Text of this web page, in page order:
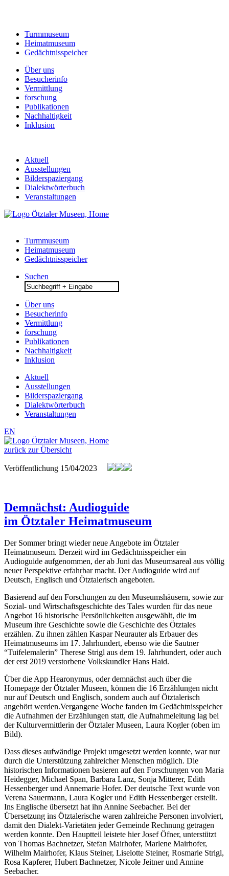
Turmmuseum
Heimatmuseum
Gedächtnisspeicher
Über uns
Besucherinfo
Vermittlung
forschung
Publikationen
Nachhaltigkeit
Inklusion
Aktuell
Ausstellungen
Bilderspaziergang
Dialektwörterbuch
Veranstaltungen
Turmmuseum
Heimatmuseum
Gedächtnisspeicher
Suchen
Search
for:
Über uns
Besucherinfo
Vermittlung
forschung
Publikationen
Nachhaltigkeit
Inklusion
Aktuell
Ausstellungen
Bilderspaziergang
Dialektwörterbuch
Veranstaltungen
EN
zurück zur Übersicht
Veröffentlichung 15/04/2023
Demnächst: Audioguide
im Ötztaler Heimatmuseum
Der Sommer bringt wieder neue Angebote im Ötztaler
Heimatmuseum. Derzeit wird im Gedächtnisspeicher ein
Audioguide aufgenommen, der ab Juni das Museumsareal aus völlig
neuer Perspektive erfahrbar macht. Der Audioguide wird auf
Deutsch, Englisch und Ötztalerisch angeboten.
Basierend auf den Forschungen zu den Museumshäusern, sowie zur
Sozial- und Wirtschaftsgeschichte des Tales wurden für das neue
Angebot 16 historische Persönlichkeiten ausgewählt, die im
Museum ihre Geschichte sowie die Geschichte des Ötztales
erzählen. Zu ihnen zählen Kaspar Neurauter als Erbauer des
Heimatmuseums im 17. Jahrhundert, ebenso wie die Sautner
“Tuifelemalerin” Therese Strigl aus dem 19. Jahrhundert, oder auch
der erst 2019 verstorbene Volkskundler Hans Haid.
Über die App Hearonymus, oder demnächst auch über die
Homepage der Ötztaler Museen, können die 16 Erzählungen nicht
nur auf Deutsch und Englisch, sondern auch auf Ötztalerisch
angehört werden.Vergangene Woche fanden im Gedächtnisspeicher
die Aufnahmen der Erzählungen statt, die Aufnahmeleitung lag bei
der Kulturvermittlerin der Ötztaler Museen, Laura Kogler (oben im
Bild).
Dass dieses aufwändige Projekt umgesetzt werden konnte, war nur
durch die Unterstützung zahlreicher Menschen möglich. Die
historischen Informationen basieren auf den Forschungen von Maria
Heidegger, Michael Span, Barbara Lanz, Sonja Mitterer, Edith
Hessenberger und Annemarie Hofer. Der deutsche Text wurde von
Verena Sauermann, Laura Kogler und Edith Hessenberger erstellt.
Ins Englische übersetzt hat ihn Annine Seebacher. Bei der
Übersetzung ins Ötztalerische waren zahlreiche Personen involviert,
damit den Dialekt-Varietäten jeder Gemeinde Rechnung getragen
werden konnte. Den Hauptteil leistete hier Josef Öfner, unterstützt
von Thomas Bachnetzer, Stefan Mairhofer, Marlene Mairhofer,
Wilhelm Mairhofer, Klaus Steiner, Liselotte Steiner, Rosmarie Strigl,
Rosa Kapferer, Hubert Bachnetzer, Nicole Jeitner und Annine
Seebacher.